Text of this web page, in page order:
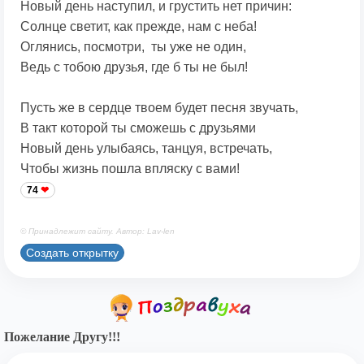
Новый день наступил, и грустить нет причин:
Солнце светит, как прежде, нам с неба!
Оглянись, посмотри, ты уже не один,
Ведь с тобою друзья, где б ты не был!
Пусть же в сердце твоем будет песня звучать,
В такт которой ты сможешь с друзьями
Новый день улыбаясь, танцуя, встречать,
Чтобы жизнь пошла впляску с вами!
74
© Принадлежит сайту. Автор: Lav-len
Создать открытку
Пожелание Другу!!!